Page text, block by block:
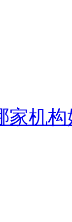
家机构